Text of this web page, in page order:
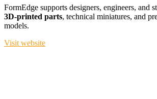
FormEdge supports designers, engineers, and
3D-printed parts, technical miniatures, and
models.
Visit website